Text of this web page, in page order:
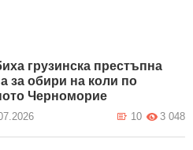
грузинска престъпна
за обири на коли по
Черноморие
3 048
10